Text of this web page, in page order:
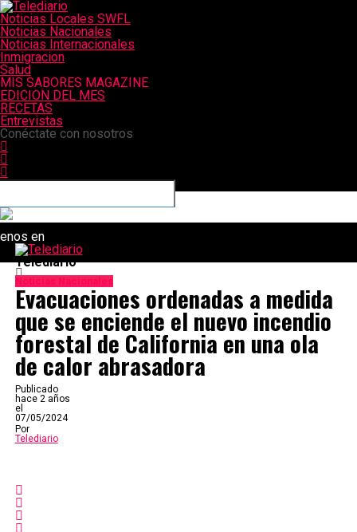
Noticias Locales SWFL
Noticias Nacionales
Noticias Internacionales
Inmigracion
Salud
MIS SABORES MAGAZINE
EDICION DEL MES
RECETAS
Entrevistas
Conéctate con nosotros
en
Telediario
Noticias Nacionales
Evacuaciones ordenadas a medida
que se enciende el nuevo incendio
forestal de California en una ola
de calor abrasadora
Publicado
hace 2 años
el
07/05/2024
Por
Telediario